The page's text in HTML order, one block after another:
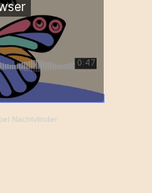
Nachtvlinder